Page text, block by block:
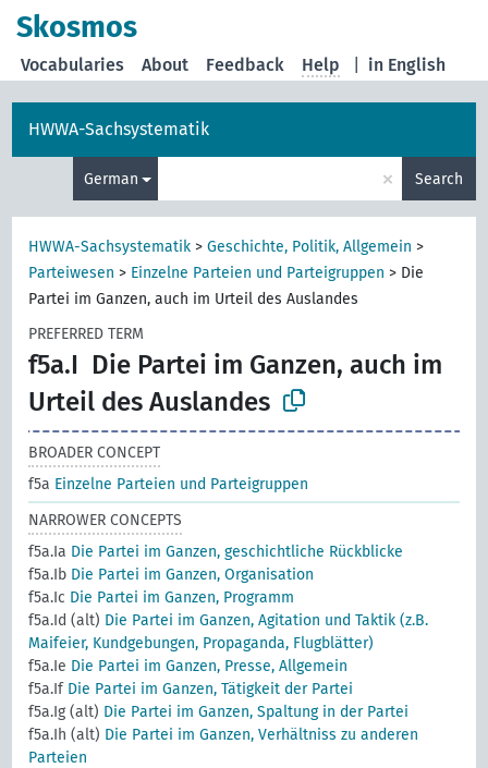
Skosmos
in English
Vocabularies About Feedback Help
HWWA-Sachsystematik
German × Search
HWWA-Sachsystematik >Geschichte, Politik, Allgemein >
Parteiwesen > Einzelne Parteien und Parteigruppen > Die
Partei im Ganzen, auch im Urteil des Auslandes
PREFERRED TERM
f5a.I Die Partei im Ganzen, auch im
Urteil des Auslandes
BROADER CONCEPT
f5a Einzelne Parteien und Parteigruppen
NARROWER CONCEPTS
f5a.Ia Die Partei im Ganzen, geschichtliche Rückblicke
f5a.Ib Die Partei im Ganzen, Organisation
f5a.Ic Die Partei im Ganzen, Programm
f5a.Id (alt) Die Partei im Ganzen, Agitation und Taktik (z.B.
Maifeier, Kundgebungen, Propaganda, Flugblätter)
f5a.Ie Die Partei im Ganzen, Presse, Allgemein
f5a.If Die Partei im Ganzen, Tätigkeit der Partei
f5a.Ig (alt) Die Partei im Ganzen, Spaltung in der Partei
f5a.Ih (alt) Die Partei im Ganzen, Verhältniss zu anderen
Parteien